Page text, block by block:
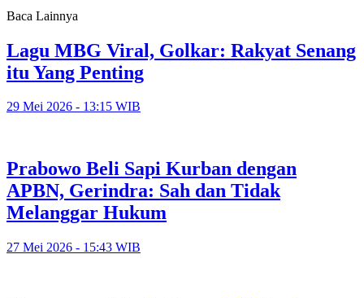
Baca Lainnya
Lagu MBG Viral, Golkar: Rakyat Senang
itu Yang Penting
29 Mei 2026 - 13:15 WIB
Prabowo Beli Sapi Kurban dengan
APBN, Gerindra: Sah dan Tidak
Melanggar Hukum
27 Mei 2026 - 15:43 WIB